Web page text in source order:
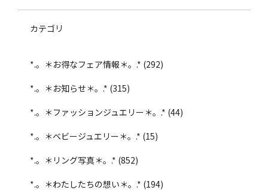
カテゴリ
*.。＊お得なフェア情報＊。.* (292)
*.。＊お知らせ＊。.* (315)
*.。＊ファッションジュエリー＊。.* (44)
*.。＊ベビージュエリー＊。.* (15)
*.。＊リング写真＊。.* (852)
*.。＊わたしたちの想い＊。.* (194)